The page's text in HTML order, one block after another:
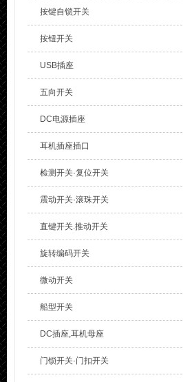
按键自锁开关
按钮开关
USB插座
五向开关
DC电源插座
耳机插座插口
检测开关·复位开关
震动开关·滚珠开关
直键开关.推动开关
旋转编码开关
微动开关
船型开关
DC插座,耳机母座
门锁开关·门扣开关